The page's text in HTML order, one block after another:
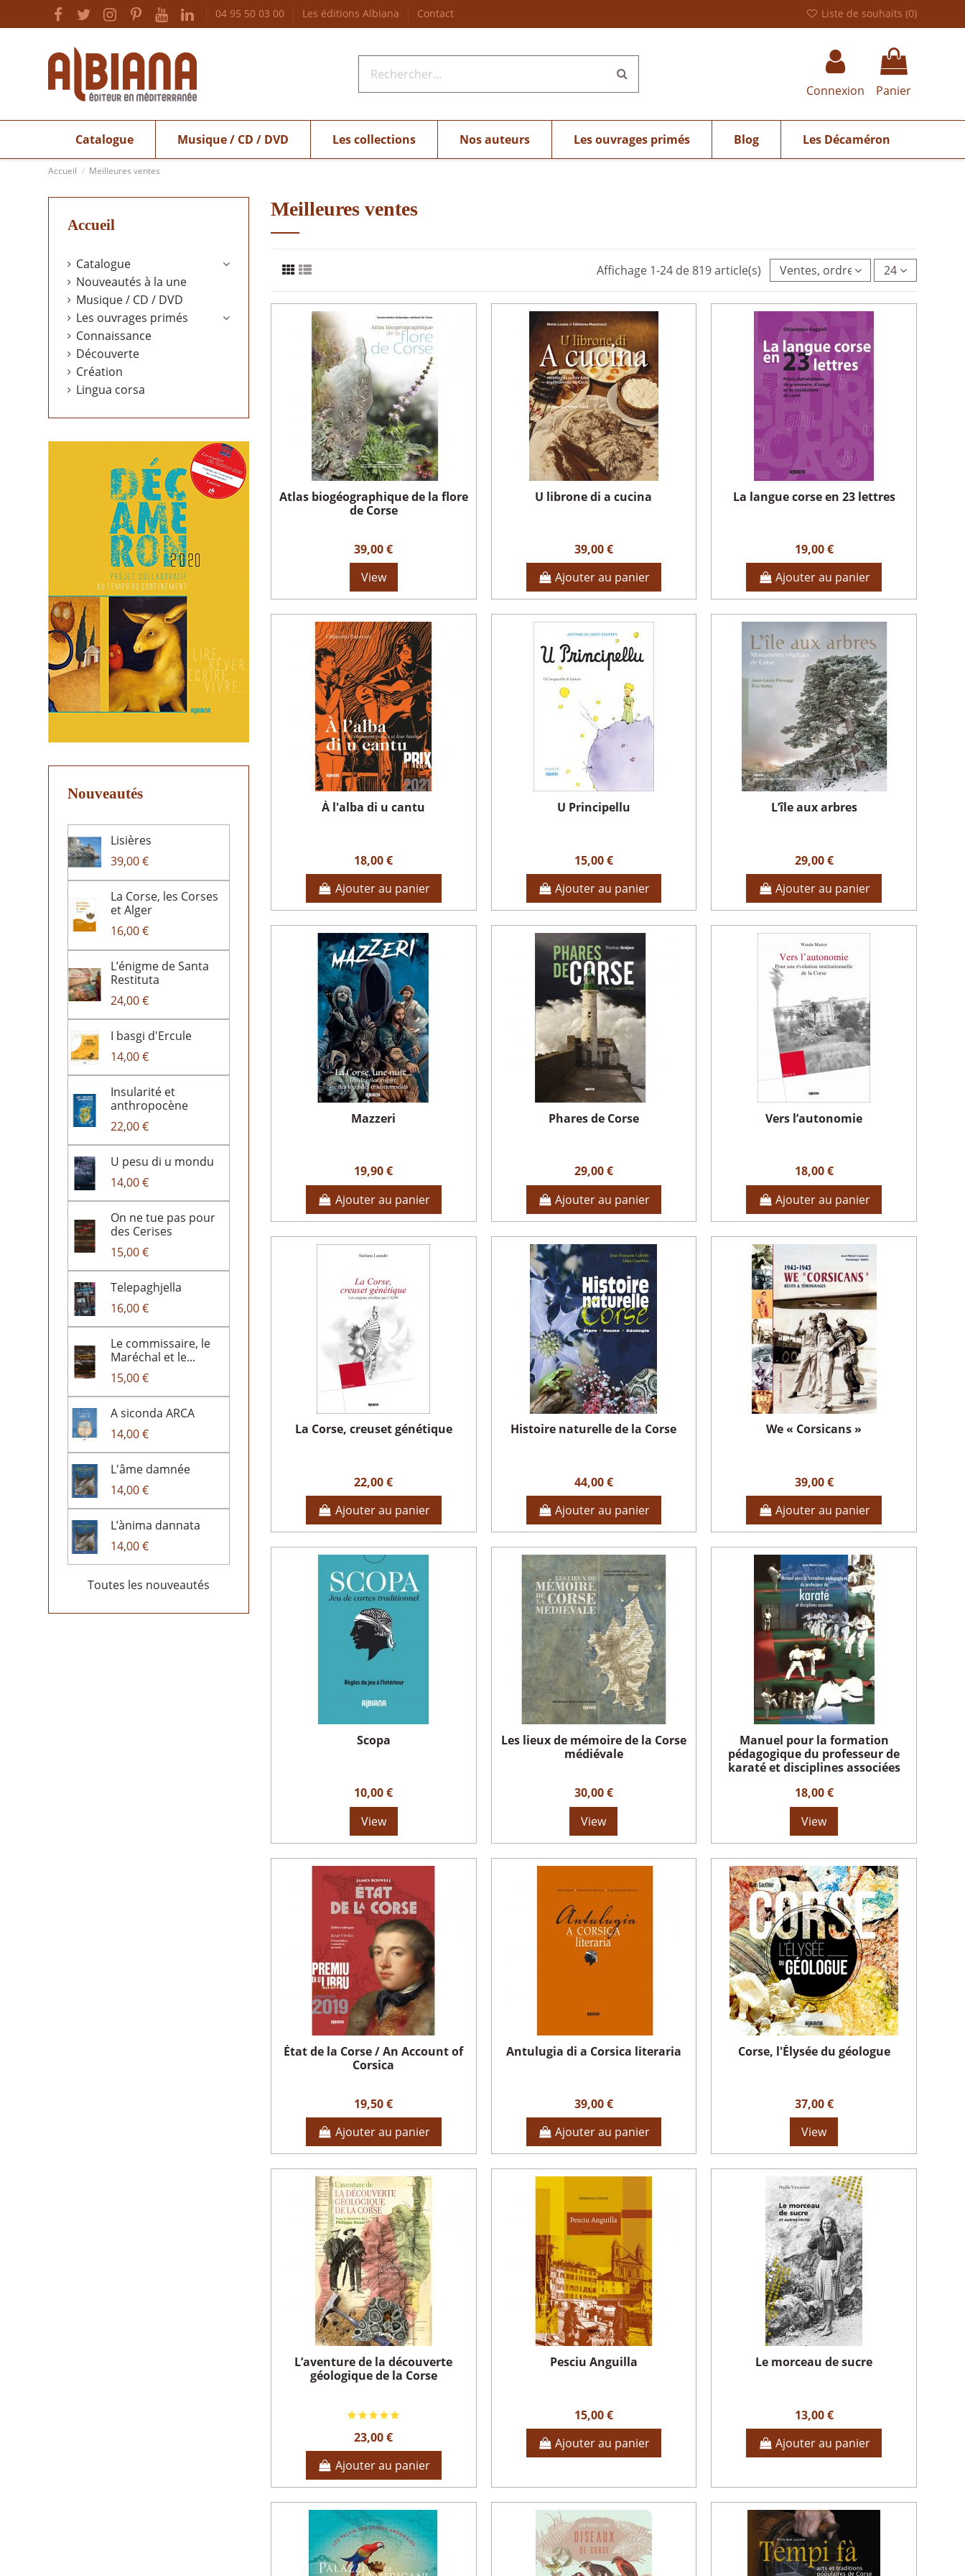
04 95 50 03 00 Les éditions Albiana Contact Liste de souhaits (0)
Connexion Panier
Catalogue Musique / CD / DVD Les collections Nos auteurs Les ouvrages primés Blog Les Décaméron
Accueil Meilleures ventes
Meilleures ventes
Affichage 1-24 de 819 article(s) Ventes, ordre décroissant
24
Atlas biogéographique de la flore
de Corse
39,00 €
View
U librone di a cucina
39,00 €
Ajouter au panier
La langue corse en 23 lettres
19,00 €
Ajouter au panier
À l'alba di u cantu
18,00 €
Ajouter au panier
U Principellu
15,00 €
Ajouter au panier
L’île aux arbres
29,00 €
Ajouter au panier
Mazzeri
19,90 €
Ajouter au panier
Phares de Corse
29,00 €
Ajouter au panier
Vers l’autonomie
18,00 €
Ajouter au panier
La Corse, creuset génétique
22,00 €
Ajouter au panier
Histoire naturelle de la Corse
44,00 €
Ajouter au panier
We « Corsicans »
39,00 €
Ajouter au panier
Scopa
10,00 €
View
Les lieux de mémoire de la Corse
médiévale
30,00 €
View
Manuel pour la formation
pédagogique du professeur de
karaté et disciplines associées
18,00 €
View
État de la Corse / An Account of
Corsica
19,50 €
Ajouter au panier
Antulugia di a Corsica literaria
39,00 €
Ajouter au panier
Corse, l'Élysée du géologue
37,00 €
View
L’aventure de la découverte
géologique de la Corse
23,00 €
Ajouter au panier
Pesciu Anguilla
15,00 €
Ajouter au panier
Le morceau de sucre
13,00 €
Ajouter au panier
Accueil
Catalogue
Nouveautés à la une
Musique / CD / DVD
Les ouvrages primés
Connaissance
Découverte
Création
Lingua corsa
Nouveautés
Lisières
39,00 €
La Corse, les Corses
et Alger
16,00 €
L’énigme de Santa
Restituta
24,00 €
I basgi d'Ercule
14,00 €
Insularité et
anthropocène
22,00 €
U pesu di u mondu
14,00 €
On ne tue pas pour
des Cerises
15,00 €
Telepaghjella
16,00 €
Le commissaire, le
Maréchal et le...
15,00 €
A siconda ARCA
14,00 €
L'âme damnée
14,00 €
L’ànima dannata
14,00 €
Toutes les nouveautés